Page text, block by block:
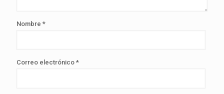
Nombre *
Correo electrónico *